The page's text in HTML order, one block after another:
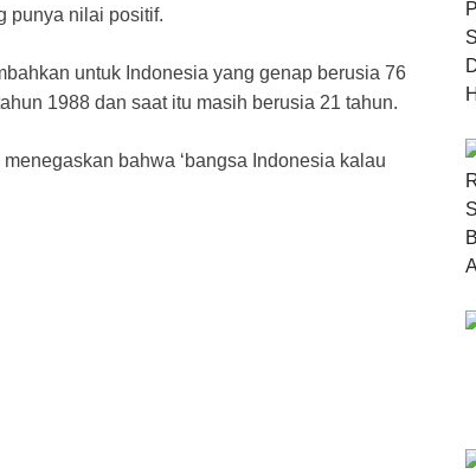
punya nilai positif.
untuk Indonesia yang genap berusia 76
1988 dan saat itu masih berusia 21 tahun.
bahwa ‘bangsa Indonesia kalau